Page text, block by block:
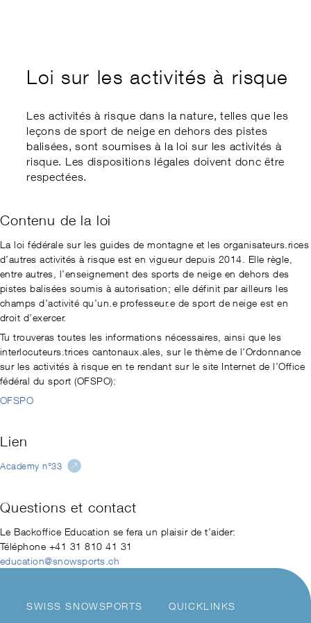
Soutien financier
Compensation des inégalités
Loi sur les activités à risque
my.snowsports.ch
Loi sur les activités à risque
Les activités à risque dans la nature, telles que les
leçons de sport de neige en dehors des pistes
balisées, sont soumises à la loi sur les activités à
risque. Les dispositions légales doivent donc être
respectées.
Contenu de la loi
La loi fédérale sur les guides de montagne et les organisateurs.rices
d’autres activités à risque est en vigueur depuis 2014. Elle règle,
entre autres, l’enseignement des sports de neige en dehors des
pistes balisées soumis à autorisation; elle définit par ailleurs les
champs d’activité qu’un.e professeur.e de sport de neige est en
droit d’exercer.
Tu trouveras toutes les informations nécessaires, ainsi que les
interlocuteurs.trices cantonaux.ales, sur le thème de l’Ordonnance
sur les activités à risque en te rendant sur le site Internet de l’Office
fédéral du sport (OFSPO):
OFSPO
Lien
Academy n°33
Questions et contact
Le Backoffice Education se fera un plaisir de t’aider:
Téléphone +41 31 810 41 31
education@snowsports.ch
SWISS SNOWSPORTS QUICKLINKS